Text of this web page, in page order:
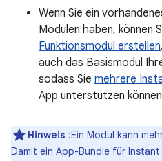
Wenn Sie ein
Modulen haben, können
Funktionsmodul erstellen
auch das Basismodul
sodass Sie mehrere
App unterstützen
Hinweis :Ein Modul kann
Damit ein App-Bundle für